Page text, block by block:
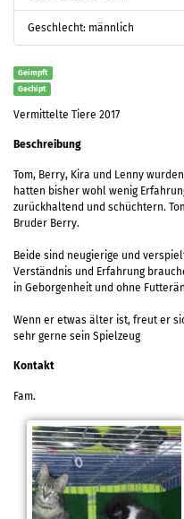
Geschlecht: männlich
Geimpft
Gechipt
Vermittelte Tiere 2017
Beschreibung
Tom, Berry, Kira und Lenny
hatten bisher wohl wenig
zurückhaltend und schüchtern.
Bruder Berry.
Beide sind neugierige und
Verständnis und Erfahrung
in Geborgenheit und ohne
Wenn er etwas älter ist, freut er
sehr gerne sein Spielzeug
Kontakt
Fam.